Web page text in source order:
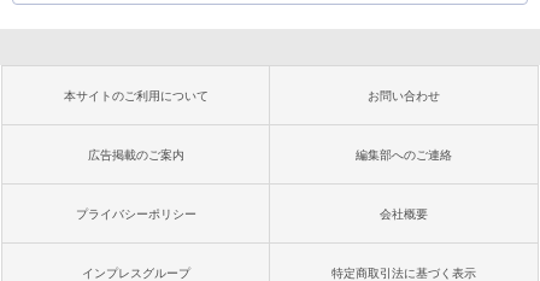
本サイトのご利用について お問い合わせ
広告掲載のご案内 編集部へのご連絡
プライバシーポリシー 会社概要
インプレスグループ 特定商取引法に基づく表示